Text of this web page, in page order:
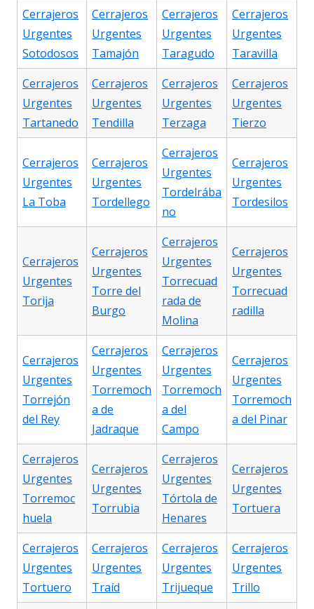
Cerrajeros
Urgentes
Sotodosos
Cerrajeros
Urgentes
Tamajón
Cerrajeros
Urgentes
Taragudo
Cerrajeros
Urgentes
Taravilla
Cerrajeros
Urgentes
Tartanedo
Cerrajeros
Urgentes
Tendilla
Cerrajeros
Urgentes
Terzaga
Cerrajeros
Urgentes
Tierzo
Cerrajeros
Urgentes
La Toba
Cerrajeros
Urgentes
Tordellego
Cerrajeros
Urgentes
Tordelrába
no
Cerrajeros
Urgentes
Tordesilos
Cerrajeros
Urgentes
Torija
Cerrajeros
Urgentes
Torre del
Burgo
Cerrajeros
Urgentes
Torrecuad
rada de
Molina
Cerrajeros
Urgentes
Torrecuad
radilla
Cerrajeros
Urgentes
Torrejón
del Rey
Cerrajeros
Urgentes
Torremoch
a de
Jadraque
Cerrajeros
Urgentes
Torremoch
a del
Campo
Cerrajeros
Urgentes
Torremoch
a del Pinar
Cerrajeros
Urgentes
Torremoc
huela
Cerrajeros
Urgentes
Torrubia
Cerrajeros
Urgentes
Tórtola de
Henares
Cerrajeros
Urgentes
Tortuera
Cerrajeros
Urgentes
Tortuero
Cerrajeros
Urgentes
Traíd
Cerrajeros
Urgentes
Trijueque
Cerrajeros
Urgentes
Trillo